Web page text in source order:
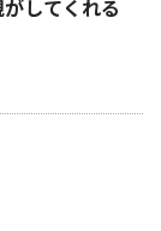
してくれる